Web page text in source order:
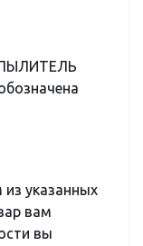
указанных
вам
вы